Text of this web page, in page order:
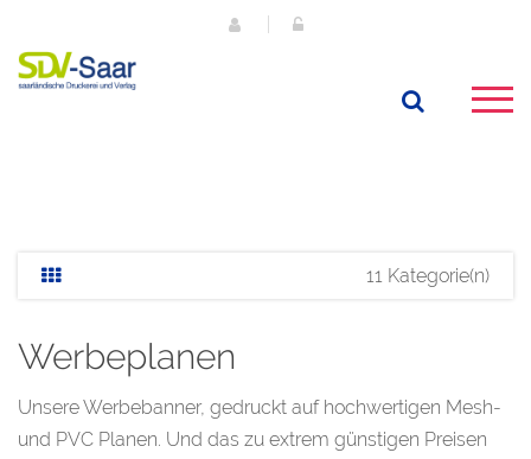
11 Kategorie(n)
Werbeplanen
Unsere Werbebanner, gedruckt auf hochwertigen Mesh-
und PVC Planen. Und das zu extrem günstigen Preisen